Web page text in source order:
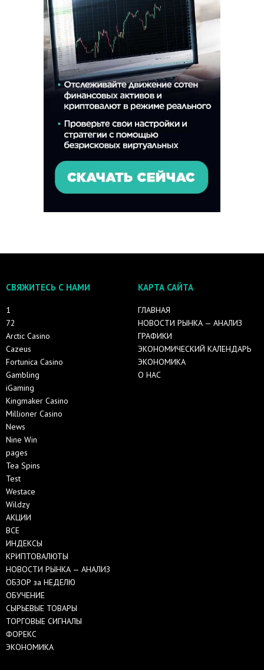
СВЯЖИТЕСЬ С НАМИ
1
72
Arctic Casino
Cazeus
Fortunica Casino
Gambling
iGaming
Kingmaker Casino
Millioner Casino
News
Nine Win
pages
Tea Spins
Test
Westace
Wildzy
АКЦИИ
ВСЕ
ИНДЕКСЫ
КРИПТОВАЛЮТЫ
НОВОСТИ РЫНКА — АНАЛИЗ
ОБЗОР за НЕДЕЛЮ
ОБУЧЕНИЕ
СЫРЬЕВЫЕ ТОВАРЫ
ТОРГОВЫЕ СИГНАЛЫ
ФОРЕКС
ЭКОНОМИКА
КАРТА САЙТА
ГЛАВНАЯ
НОВОСТИ РЫНКА — АНАЛИЗ
ГРАФИКИ
ЭКОНОМИЧЕСКИЙ КАЛЕНДАРЬ
ЭКОНОМИКА
О НАС